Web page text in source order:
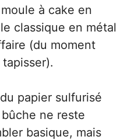
à cake en
classique en métal
(du moment
papier sulfurisé
ne reste
basique, mais